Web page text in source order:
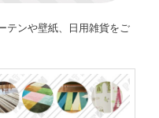
テンや壁紙、日用雑貨をご